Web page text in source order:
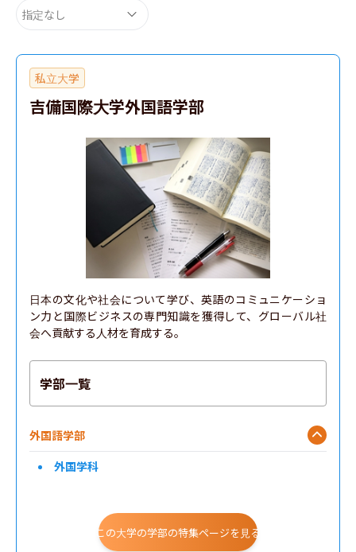
指定なし
私立大学
吉備国際大学外国語学部
日本の文化や社会について学び、英語のコミュニケーショ
ン力と国際ビジネスの専門知識を獲得して、グローバル社
会へ貢献する人材を育成する。
学部一覧
外国語学部
外国学科
この大学の学部の特集ページを見る